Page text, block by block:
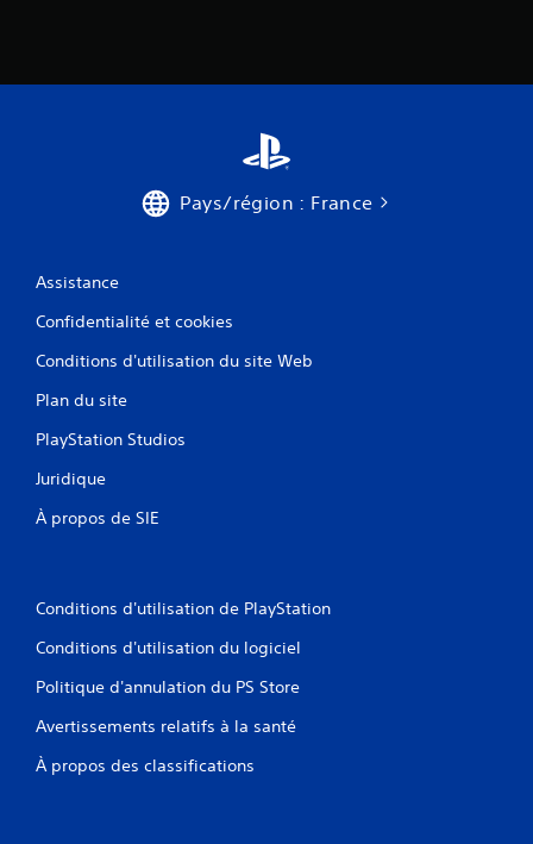
Pays/région : France
Assistance
Confidentialité et cookies
Conditions d'utilisation du site Web
Plan du site
PlayStation Studios
Juridique
À propos de SIE
Conditions d'utilisation de PlayStation
Conditions d'utilisation du logiciel
Politique d'annulation du PS Store
Avertissements relatifs à la santé
À propos des classifications